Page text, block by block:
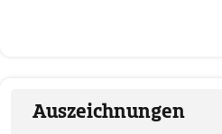
Auszeichnungen